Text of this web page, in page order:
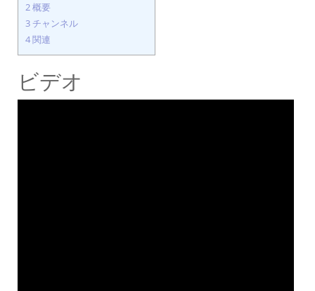
2概要
3チャンネル
4関連
ビデオ